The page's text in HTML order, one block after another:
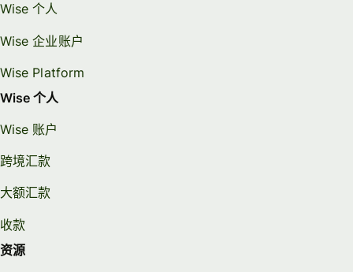
Wise 个人
Wise 企业账户
Wise Platform
Wise 个人
Wise 账户
跨境汇款
大额汇款
收款
资源